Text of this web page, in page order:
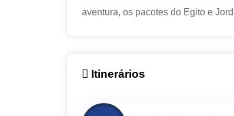
aventura, os pacotes do Egito e
Itinerários